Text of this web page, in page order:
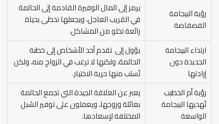
رؤية البيجامة
الفضفاضة
يرمز إلى المال الوفيرة القادمة إلى الحالمة
في القريب العاجل، ويجعلها تحظى بحياة
رائعة تخلو من المشاكل.
ارتداء البيجامة
الجديدة دون
إرادتها
يؤول إلى تقدم أحد الأشخاص إلى خطبة
الحالمة، ولكنها لا ترغب في الزواج منه، ولكن
تُسلب منها حرية الاختيار.
رؤية أم الخطيب
تُهديها البيجامة
الواسعة
يعبر عن العلاقة الجيدة التي تجمع الحالمة
بعائلة وزوجها، ويعملون على توفير السُبل
المختلفة لإسعادها.